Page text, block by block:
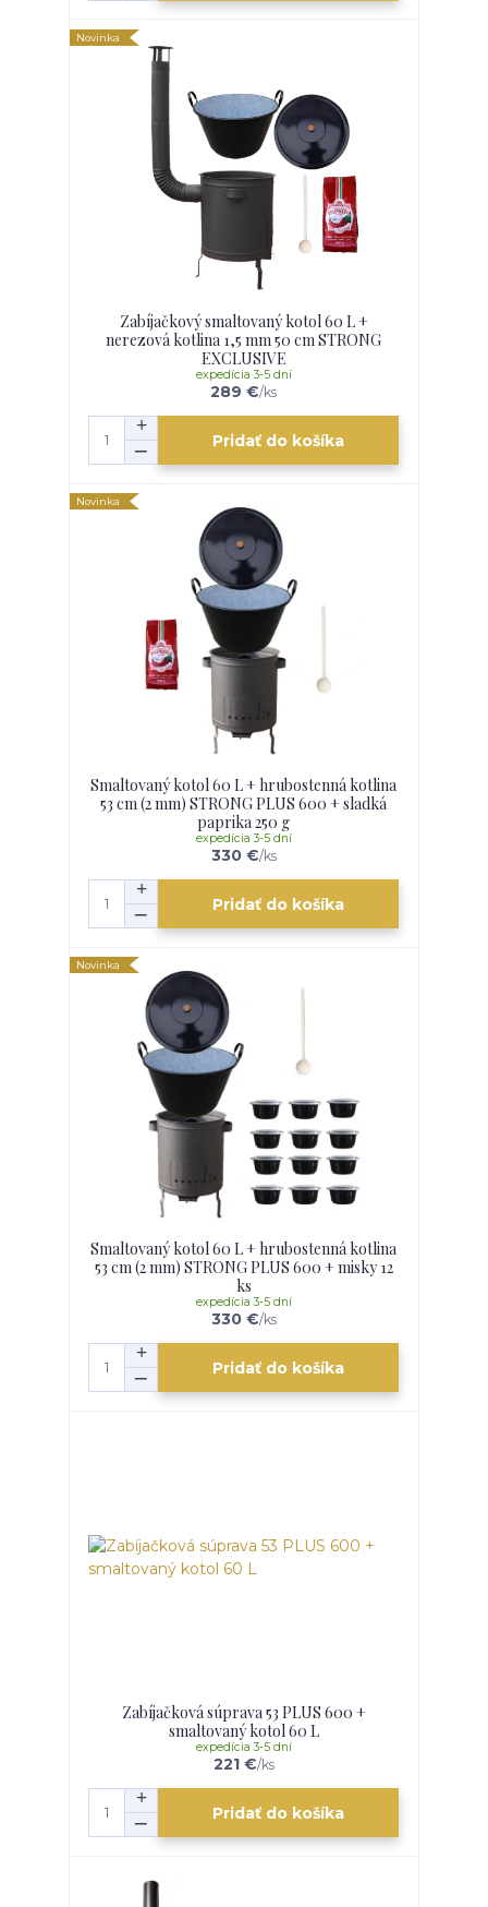
Novinka
Zabíjačkový smaltovaný kotol 60 L +
nerezová kotlina 1,5 mm 50 cm STRONG
EXCLUSIVE
289 €/ks
expedícia 3-5 dní
Pridať do košíka
Novinka
Smaltovaný kotol 60 L + hrubostenná kotlina
53 cm (2 mm) STRONG PLUS 600 + sladká
paprika 250 g
330 €/ks
expedícia 3-5 dní
Pridať do košíka
Novinka
Smaltovaný kotol 60 L + hrubostenná kotlina
53 cm (2 mm) STRONG PLUS 600 + misky 12
ks
330 €/ks
expedícia 3-5 dní
Pridať do košíka
Zabíjačková súprava 53 PLUS 600 +
smaltovaný kotol 60 L
221 €/ks
expedícia 3-5 dní
Pridať do košíka